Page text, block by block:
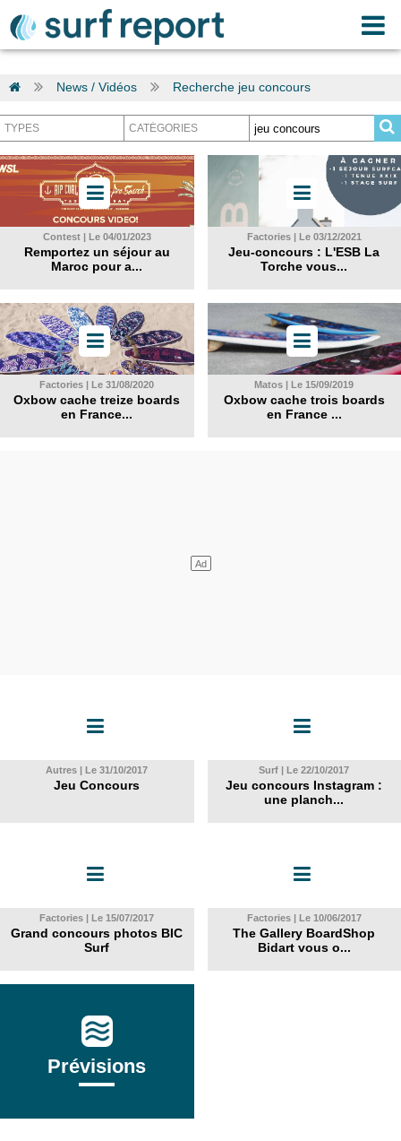
News / Vidéos Recherche jeu concours
Contest | Le 04/01/2023
Remportez un séjour au
Maroc pour a...
Factories | Le 03/12/2021
Jeu-concours : L'ESB La
Torche vous...
Factories | Le 31/08/2020
Oxbow cache treize boards
en France...
Matos | Le 15/09/2019
Oxbow cache trois boards
en France ...
Autres | Le 31/10/2017
Jeu Concours
Surf | Le 22/10/2017
Jeu concours Instagram :
une planch...
Factories | Le 15/07/2017
Grand concours photos BIC
Surf
Factories | Le 10/06/2017
The Gallery BoardShop
Bidart vous o...
Prévisions